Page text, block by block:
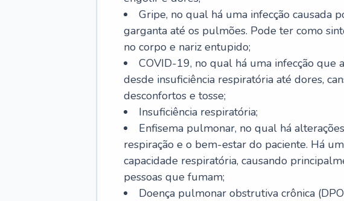
Gripe, no qual há uma infecção causada
garganta até os pulmões. Pode ter como
no corpo e nariz entupido;
COVID-19, no qual há uma infecção que
desde insuficiência respiratória até dores,
desconfortos e tosse;
Insuficiência respiratória;
Enfisema pulmonar, no qual há
respiração e o bem-estar do paciente. Há
capacidade respiratória, causando
pessoas que fumam;
Doença pulmonar obstrutiva crônica